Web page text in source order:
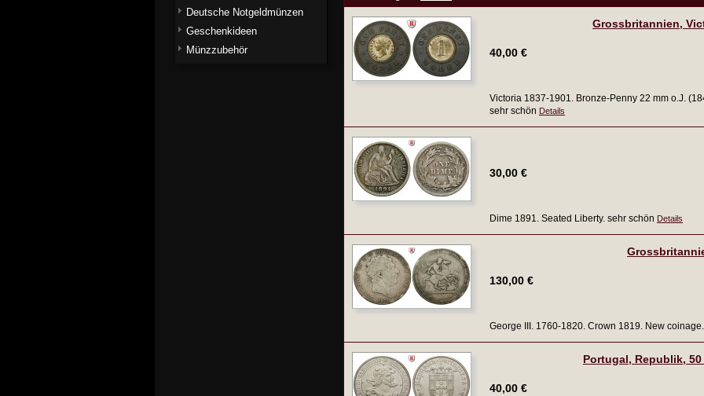
Grossbritannien,
40,00 €
Victoria 1837-1901. Bronze-Penny 22 mm o.J.
sehr schön Details
30,00 €
Dime 1891. Seated Liberty. sehr schön Details
130,00 €
George III. 1760-1820. Crown 1819. New
Portugal, Republik,
40,00 €
Deutsche Notgeldmünzen
Geschenkideen
Münzzubehör